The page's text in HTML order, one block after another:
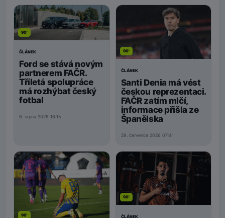
90'
ČLÁNEK
Ford se stává novým
partnerem FAČR.
Tříletá spolupráce
má rozhýbat český
fotbal
6. srpna 2026 16:15
90'
ČLÁNEK
Santi Denia má vést
českou reprezentaci.
FAČR zatím mlčí,
informace přišla ze
Španělska
29. července 2026 07:41
90'
90'
ČLÁNEK